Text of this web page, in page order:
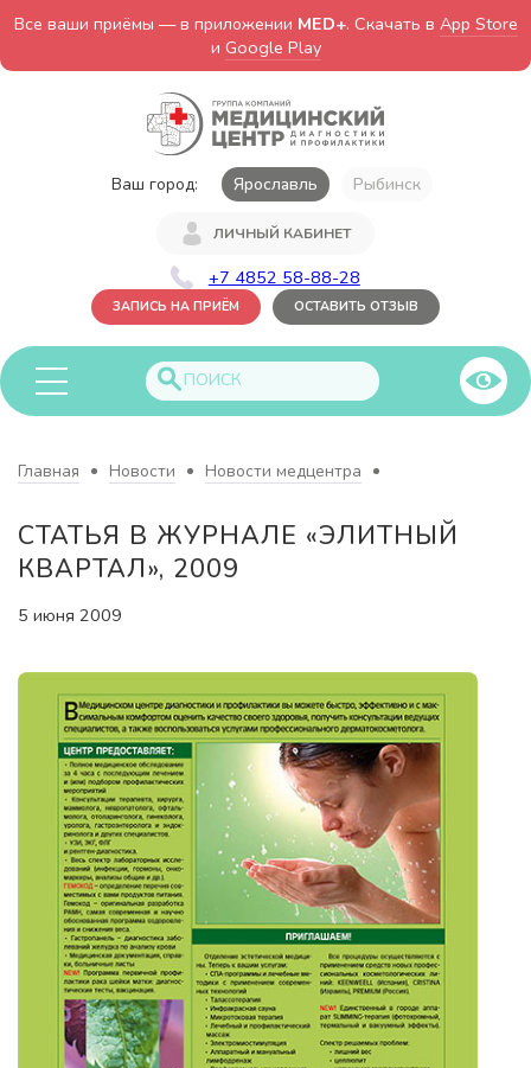
Все ваши приёмы — в приложении MED+. Скачать в App Store
и Google Play
Ваш город: Ярославль Рыбинск
ЛИЧНЫЙ КАБИНЕТ
+7 4852 58-88-28
ЗАПИСЬ НА ПРИЁМ ОСТАВИТЬ ОТЗЫВ
Главная Новости Новости медцентра
СТАТЬЯ В ЖУРНАЛЕ «ЭЛИТНЫЙ
КВАРТАЛ», 2009
5 июня 2009